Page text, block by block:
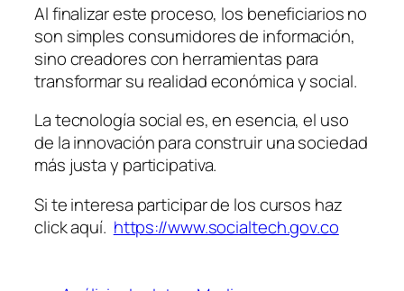
Al finalizar este proceso, los beneficiarios no
son simples consumidores de información,
sino creadores con herramientas para
transformar su realidad económica y social.
La tecnología social es, en esencia, el uso
de la innovación para construir una sociedad
más justa y participativa.
Si te interesa participar de los cursos haz
click aquí. https://www.socialtech.gov.co